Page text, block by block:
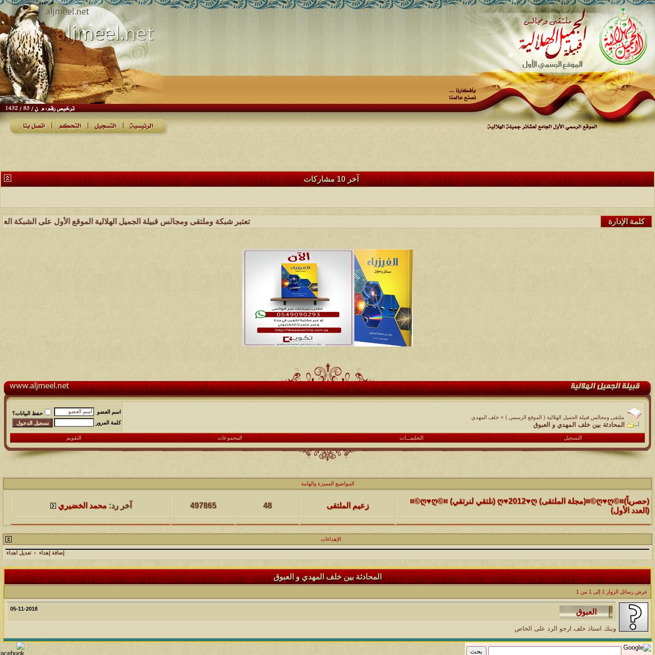
آخر 10 مشاركات
تعتبر شبكة وملتقى ومجالس قبيلة الجميل الهلالية الموقع الأول على الشبكة كلمة الإدارة
ملتقى ومجالس قبيلة الجميل الهلالية ( الموقع الرسمي ) > خلف المهدي
المحادثة بين خلف المهدي و العبوق
اسم العضو
حفظ البيانات؟
كلمة المرور
التسجيل التعليمـــات المجموعات التقويم
المواضيع المميزة والهامة الموضوع كاتب الموضوع مشاركات المشاهدات
آخر مشاركة
(حصرياً)¤©ღ♥ღ©¤(مجلة الملتقى) ღ♥2012♥ღ (نلتقي لنرتقي) ¤©ღ♥ღ©¤
(العدد الأول)
زعيم الملتقى 48
497865 آخر رد: محمد الخضيري
الموضوع كاتب الموضوع مشاركات المشاهدات
آخر مشاركة
التفسير
@@الملك@@ 17
231441 آخر رد:محمد الخضيري
الموضوع كاتب الموضوع مشاركات المشاهدات
آخر مشاركة
حافز يستثني وساهريعم ويشمل؟
الحضرمي 12
177421 آخر رد:محمد الخضيري
الموضوع كاتب الموضوع مشاركات المشاهدات
آخر مشاركة
إثـبت وجـودك , لآتقرأ وترحل ,شآرك بـ رد أو موضوع !!
الميآسية آخر رد:محمد الخضيري
الموضوع كاتب الموضوع مشاركات المشاهدات
آخر مشاركة
الإهداءات
إضافة إهداء - تعديل اهداء
المحادثة بين خلف المهدي و العبوق
عرض رسائل الزوار 1 إلى 1 من 1
05-11-2018
وينك استاذ خلف ارجو الرد على الخاص